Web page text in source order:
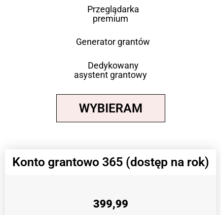
Przeglądarka
premium
Generator grantów
Dedykowany
asystent grantowy
WYBIERAM
Konto grantowo 365 (dostęp na rok)
399,99